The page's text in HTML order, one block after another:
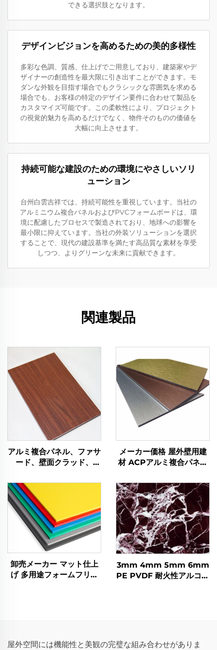
できる選択肢となります。
デザインビジョンを高めるための美的多様性
多彩な色調、質感、仕上げでご用意しており、建築家やデ
ザイナーの創造性を最大限に引き出すことができます。モ
ダンな外観を目指す場合でもクラシックな雰囲気を求める
場合でも、お客様の特定のデザイン要件に合わせて製品を
カスタマイズ可能です。この柔軟性により、プロジェクト
の視覚的魅力を高めるだけでなく、物件そのものの価値を
大幅に向上させます。
持続可能な建設のための環境にやさしいソリ
ューション
台州白雲吉祥では、持続可能性を重視しています。当社の
アルミニウム複合パネルおよびPVCフォームボードは、環
境に配慮したプロセスで製造されており、地球への影響を
最小限に抑えています。当社の外装ソリューションを選択
することで、現代の建設基準を満たす高品質な素材を享受
しつつ、よりグリーンな未来に貢献できます。
関連製品
アルミ複合パネル、ファサ
ード、壁面クラッド、
メーカー価格 屋外壁用建
材 ACPアルミ複合パネル
卸売メーカー マット仕上
げ 多用途フォームフリー
3mm 4mm 5mm 6mm
PE PVDF 耐火性アルコボ
屋外空間には機能性と美観の完璧な組み合わせがありま